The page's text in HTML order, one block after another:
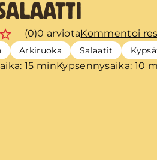
(0)0 arviotaKommentoi
Arkiruoka Salaatit
15 minKypsennysaika: 10